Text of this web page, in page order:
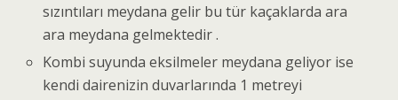
sızıntıları meydana gelir bu tür kaçaklarda ara
ara meydana gelmektedir .
Kombi suyunda eksilmeler meydana geliyor ise
kendi dairenizin duvarlarında 1 metreyi